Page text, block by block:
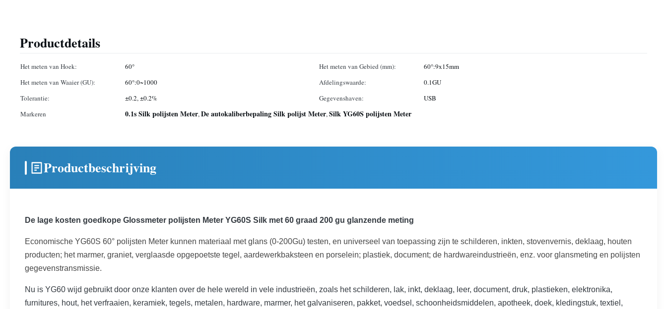
Productdetails
Het meten van Hoek: 60° Het meten van Gebied (mm):
60°:9x15mm
Het meten van Waaier (GU):
60°:0~1000 Afdelingswaarde:
0.1GU
Tolerantie:
±0.2, ±0.2% Gegevenshaven:
USB
Markeren
0.1s Silk polijsten Meter,De autokaliberbepaling Silk polijst Meter,Silk YG60S polijsten Meter
Productbeschrijving
De lage kosten goedkope Glossmeter polijsten Meter YG60S Silk met 60 graad 200 gu glanzende meting
Economische YG60S 60° polijsten Meter kunnen materiaal met glans (0-200Gu) testen, en universeel van toepassing zijn te schilderen, inkten, stovenvernis, deklaag, houten
producten; het marmer, graniet, verglaasde opgepoetste tegel, aardewerkbaksteen en porselein; plastiek, document; de hardwareindustrieën, enz. voor glansmeting en polijsten
gegevenstransmissie.
Nu is YG60 wijd gebruikt door onze klanten over de hele wereld in vele industrieën, zoals het schilderen, lak, inkt, deklaag, leer, document, druk, plastieken, elektronika,
furnitures, hout, het verfraaien, keramiek, tegels, metalen, hardware, marmer, het galvaniseren, pakket, voedsel, schoonheidsmiddelen, apotheek, doek, kledingstuk, textiel,